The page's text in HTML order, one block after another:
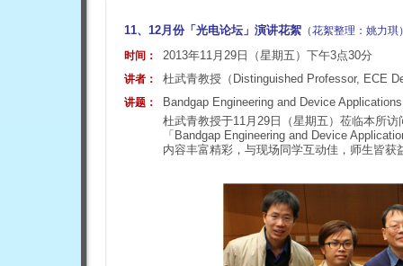
11、12月份「光电论坛」演讲花絮 （花絮整理：姚力琪
时间：
2013年11月29日（星期五）下午3点30分
讲者： 杜武青教授（ Distinguished Professor, ECE
讲题：
Bandgap Engineering and Device
杜武青教授于11月29日（星期五）莅临本所
「Bandgap Engineering and Device
内容丰富精彩，与现场同学互动佳，师生皆获